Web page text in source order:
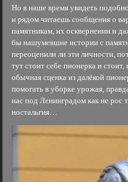
Но в наше время увидеть
и рядом читаешь сообщения о
памятникам, их осквернении и
бы нашумевшие истории с
переоценили ли эти личности,
тут стоит себе пионерка и
обычная сценка из далёкой
помогать в уборке урожая,
нас под Ленинградом как не рос
ностальгия…